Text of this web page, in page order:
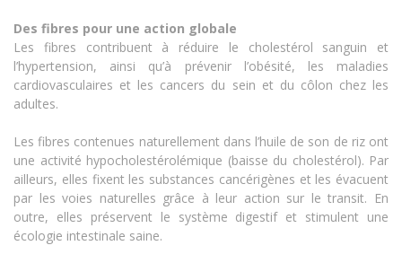
Des fibres pour une action globale
Les fibres contribuent à réduire le cholestérol sanguin et
l’hypertension, ainsi qu’à prévenir l’obésité, les maladies
cardiovasculaires et les cancers du sein et du côlon chez les
adultes.
Les fibres contenues naturellement dans l’huile de son de riz ont
une activité hypocholestérolémique (baisse du cholestérol). Par
ailleurs, elles fixent les substances cancérigènes et les évacuent
par les voies naturelles grâce à leur action sur le transit. En
outre, elles préservent le système digestif et stimulent une
écologie intestinale saine.